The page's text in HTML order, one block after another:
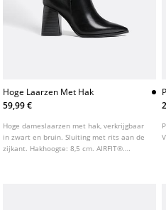
Hoge Laarzen Met Hak
59,99 €
Hoge dameslaarzen met hak, verkrijgbaar
in zwart en bruin. Sluiting met rits aan de
zijkant. Hakhoogte: 8,5 cm. AIRFIT®.